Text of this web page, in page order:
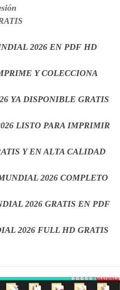
2026 EN PDF HD
Y COLECCIONA
YA DISPONIBLE GRATIS
LISTO PARA IMPRIMIR
Y EN ALTA CALIDAD
2026 COMPLETO
2026 GRATIS EN PDF
2026 FULL HD GRATIS